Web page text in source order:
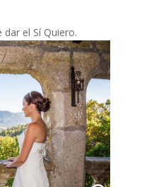
el Sí Quiero.